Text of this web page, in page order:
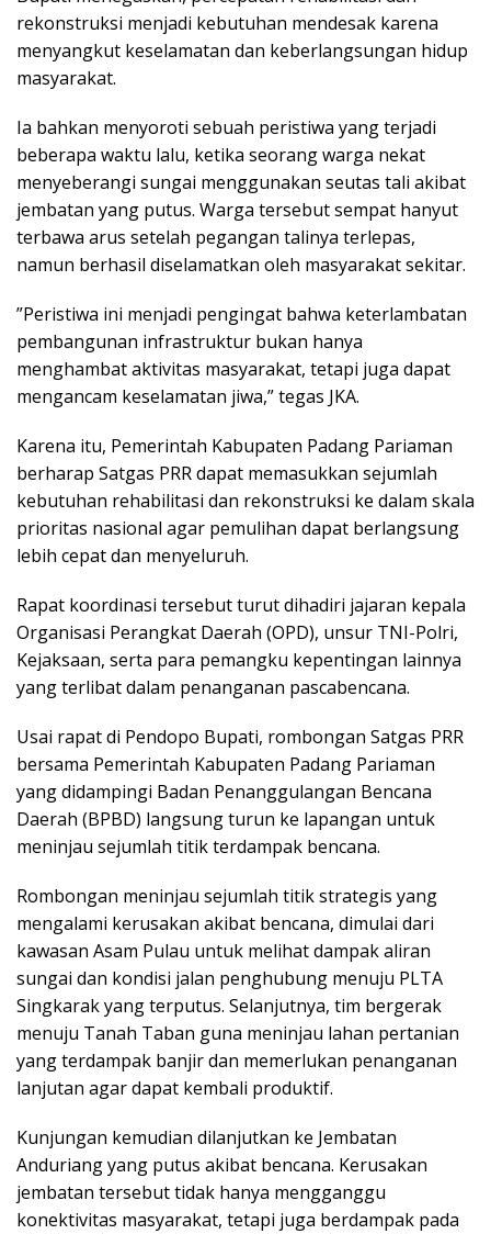
rekonstruksi menjadi kebutuhan mendesak karena
menyangkut keselamatan dan keberlangsungan hidup
masyarakat.
‎Ia bahkan menyoroti sebuah peristiwa yang terjadi
beberapa waktu lalu, ketika seorang warga nekat
menyeberangi sungai menggunakan seutas tali akibat
jembatan yang putus. Warga tersebut sempat hanyut
terbawa arus setelah pegangan talinya terlepas,
namun berhasil diselamatkan oleh masyarakat sekitar.
‎”Peristiwa ini menjadi pengingat bahwa keterlambatan
pembangunan infrastruktur bukan hanya
menghambat aktivitas masyarakat, tetapi juga dapat
mengancam keselamatan jiwa,” tegas JKA.
‎Karena itu, Pemerintah Kabupaten Padang Pariaman
berharap Satgas PRR dapat memasukkan sejumlah
kebutuhan rehabilitasi dan rekonstruksi ke dalam skala
prioritas nasional agar pemulihan dapat berlangsung
lebih cepat dan menyeluruh.
‎Rapat koordinasi tersebut turut dihadiri jajaran kepala
Organisasi Perangkat Daerah (OPD), unsur TNI-Polri,
Kejaksaan, serta para pemangku kepentingan lainnya
yang terlibat dalam penanganan pascabencana.
‎Usai rapat di Pendopo Bupati, rombongan Satgas PRR
bersama Pemerintah Kabupaten Padang Pariaman
yang didampingi Badan Penanggulangan Bencana
Daerah (BPBD) langsung turun ke lapangan untuk
meninjau sejumlah titik terdampak bencana.
‎Rombongan meninjau sejumlah titik strategis yang
mengalami kerusakan akibat bencana, dimulai dari
kawasan Asam Pulau untuk melihat dampak aliran
sungai dan kondisi jalan penghubung menuju PLTA
Singkarak yang terputus. Selanjutnya, tim bergerak
menuju Tanah Taban guna meninjau lahan pertanian
yang terdampak banjir dan memerlukan penanganan
lanjutan agar dapat kembali produktif.
‎Kunjungan kemudian dilanjutkan ke Jembatan
Anduriang yang putus akibat bencana. Kerusakan
jembatan tersebut tidak hanya mengganggu
konektivitas masyarakat, tetapi juga berdampak pada